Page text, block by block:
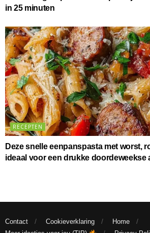
in 25 minuten
RECEPTEN
Deze snelle eenpanspasta met worst,
ideaal voor een drukke doordeweekse
Contact Cookieverklaring
Home